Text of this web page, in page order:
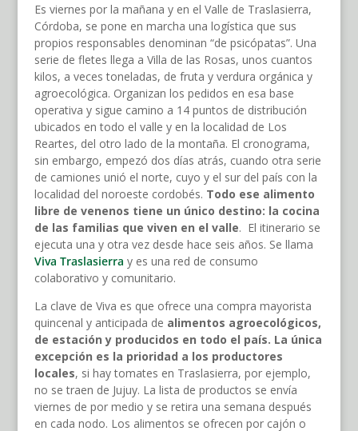
Es viernes por la mañana y en el Valle de Traslasierra,
Córdoba, se pone en marcha una logística que sus
propios responsables denominan “de psicópatas”. Una
serie de fletes llega a Villa de las Rosas, unos cuantos
kilos, a veces toneladas, de fruta y verdura orgánica y
agroecológica. Organizan los pedidos en esa base
operativa y sigue camino a 14 puntos de distribución
ubicados en todo el valle y en la localidad de Los
Reartes, del otro lado de la montaña. El cronograma,
sin embargo, empezó dos días atrás, cuando otra serie
de camiones unió el norte, cuyo y el sur del país con la
localidad del noroeste cordobés. Todo ese alimento
libre de venenos tiene un único destino: la cocina
de las familias que viven en el valle. El itinerario se
ejecuta una y otra vez desde hace seis años. Se llama
Viva Traslasierra y es una red de consumo
colaborativo y comunitario.
La clave de Viva es que ofrece una compra mayorista
quincenal y anticipada de alimentos agroecológicos,
de estación y producidos en todo el país. La única
excepción es la prioridad a los productores
locales, si hay tomates en Traslasierra, por ejemplo,
no se traen de Jujuy. La lista de productos se envía
viernes de por medio y se retira una semana después
en cada nodo. Los alimentos se ofrecen por cajón o